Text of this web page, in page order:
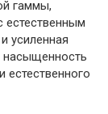
гаммы,
естественным
усиленная
насыщенность
естественного